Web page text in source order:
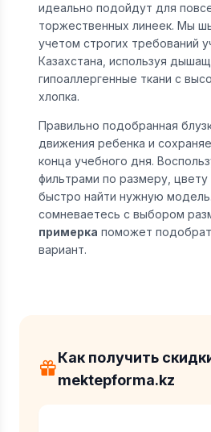
идеально подойдут для
торжественных линеек. Мы
учетом строгих требований
Казахстана, используя
гипоаллергенные ткани с
хлопка.
Правильно подобранная
движения ребенка и
конца учебного дня.
фильтрами по размеру,
быстро найти нужную
сомневаетесь с выбором
примерка поможет
вариант.
Как получить
mektepforma.kz